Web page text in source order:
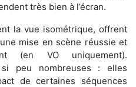
très bien à l’écran.
la vue isométrique, offrent
mise en scène réussie et
(en VO uniquement).
si peu nombreuses : elles
de certaines séquences